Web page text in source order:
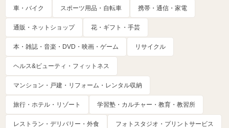
車・バイク スポーツ用品・自転車 携帯・通信・家電
通販・ネットショップ 花・ギフト・手芸
本・雑誌・音楽・DVD・映画・ゲーム リサイクル
ヘルス&ビューティ・フィットネス
マンション・戸建・リフォーム・レンタル収納
旅行・ホテル・リゾート 学習塾・カルチャー・教育・教習所
レストラン・デリバリー・外食 フォトスタジオ・プリントサービス